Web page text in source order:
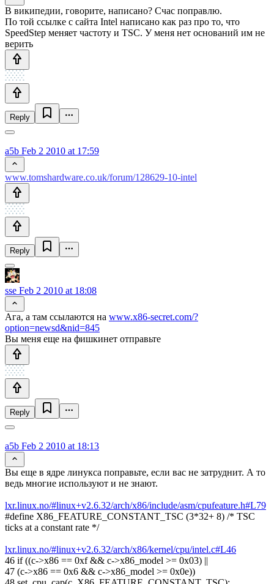
В википедии, говорите, написано? Счас поправлю.
По той ссылке с сайта Intel написано как раз про то, что
SpeedStep меняет частоту и TSC. У меня нет оснований им не
верить
Reply
a5b Feb 2 2010 at 17:59
www.tomshardware.co.uk/forum/128629-10-intel
Reply
sse Feb 2 2010 at 18:08
Ага, а там ссылаются на www.x86-secret.com/?
option=newsd&nid=845
Вы меня еще на фишкинет отправьте
Reply
a5b Feb 2 2010 at 18:13
Вы еще в ядре линукса поправьте, если вас не затруднит. А то
ведь многие используют и не знают.
lxr.linux.no/#linux+v2.6.32/arch/x86/include/asm/cpufeature.h#L79
#define X86_FEATURE_CONSTANT_TSC (3*32+ 8) /* TSC
ticks at a constant rate */
lxr.linux.no/#linux+v2.6.32/arch/x86/kernel/cpu/intel.c#L46
46 if ((c->x86 == 0xf && c->x86_model >= 0x03) ||
47 (c->x86 == 0x6 && c->x86_model >= 0x0e))